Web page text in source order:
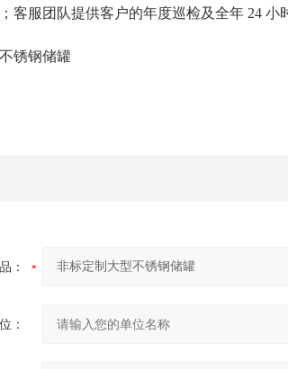
客服团队提供客户的年度巡检及全年 24 小
：
：